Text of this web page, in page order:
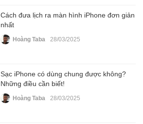
Cách đưa lịch ra màn hình iPhone đơn giản
nhất
Hoàng Taba 28/03/2025
Sạc iPhone có dùng chung được không?
Những điều cần biết!
Hoàng Taba 28/03/2025